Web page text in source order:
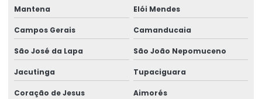
Medicina e segurança do trabalho empresas
Palestras de ergonomia para empresas
Perícia de ação revisional
Mantena Elói Mendes
Campos Gerais Camanducaia
São José da Lapa São João Nepomuceno
Jacutinga Tupaciguara
Coração de Jesus Aimorés